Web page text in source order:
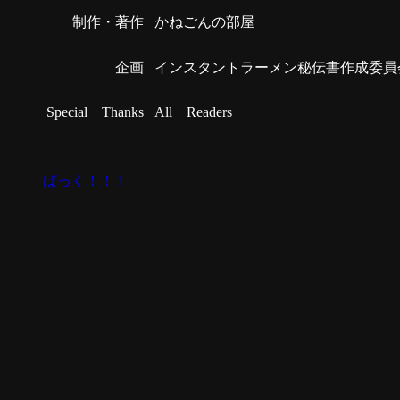
制作・著作 かねごんの部屋
企画 インスタントラーメン秘伝書作成委員
Special Thanks All Readers
ばっく！！！